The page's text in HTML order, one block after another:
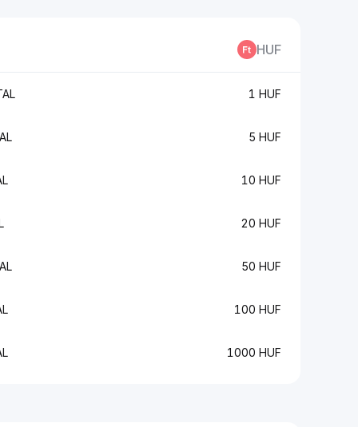
HUF
1 HUF
5 HUF
10 HUF
20 HUF
50 HUF
100 HUF
1000 HUF